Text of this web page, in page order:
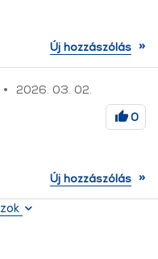
Új hozzászólás »
2026. 03. 02.
0
Új hozzászólás »